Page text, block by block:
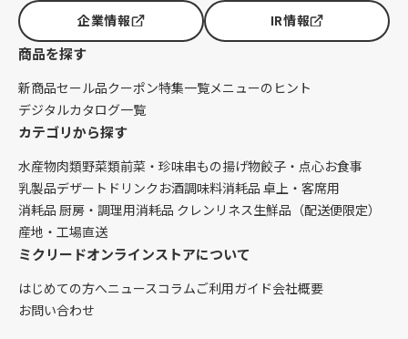
企業情報 IR情報
商品を探す
新商品セール品クーポン特集一覧メニューのヒント
デジタルカタログ一覧
カテゴリから探す
水産物肉類野菜類前菜・珍味串もの揚げ物餃子・点心お食事
乳製品デザート ドリンク お酒調味料消耗品 卓上・客席用
消耗品 厨房・調理用消耗品 クレンリネス生鮮品（配送便限定）
産地・工場直送
ミクリードオンラインストアについて
はじめての方へニュースコラムご利用ガイド会社概要
お問い合わせ